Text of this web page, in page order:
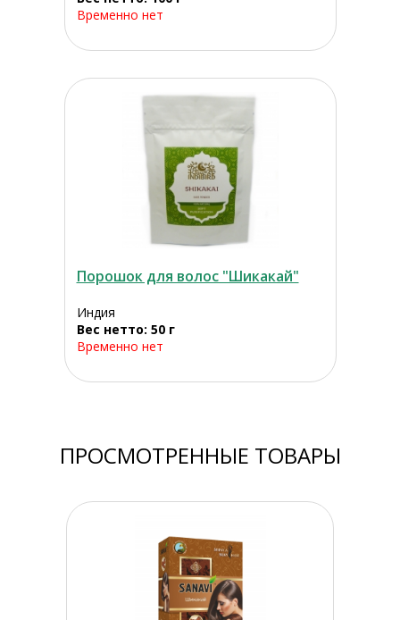
Временно нет
Порошок для волос "Шикакай"
Индия
Вес нетто: 50 г
Временно нет
ПРОСМОТРЕННЫЕ ТОВАРЫ